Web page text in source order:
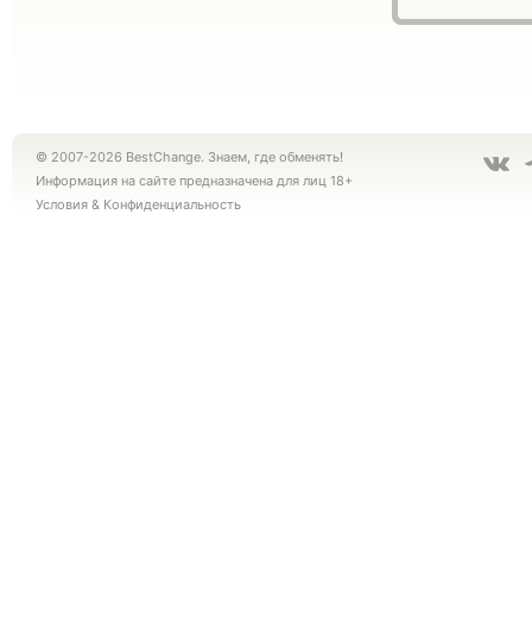
© 2007-2026 BestChange. Знаем, где обменять!
Информация на сайте предназначена для лиц 18+
Условия & Конфиденциальность